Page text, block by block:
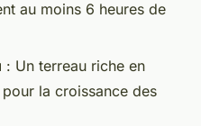
au moins 6 heures de
: Un terreau riche en
la croissance des